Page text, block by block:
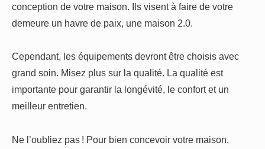
conception de votre maison. Ils visent à faire de votre
demeure un havre de paix, une maison 2.0.
Cependant, les équipements devront être choisis avec
grand soin. Misez plus sur la qualité. La qualité est
importante pour garantir la longévité, le confort et un
meilleur entretien.
Ne l’oubliez pas ! Pour bien concevoir votre maison,